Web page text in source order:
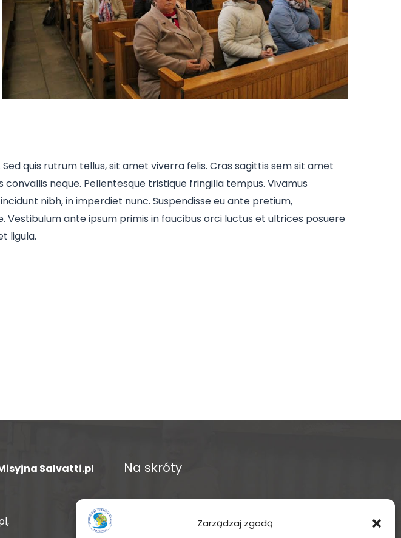
Zarządzaj zgodą
quis rutrum tellus, sit amet viverra felis. Cras sagittis sem sit amet
neque. Pellentesque tristique fringilla tempus. Vivamus
nibh, in imperdiet nunc. Suspendisse eu ante pretium,
ante ipsum primis in faucibus orci luctus et ultrices posuere
ligula.
Salvatti.pl
,
Na skróty
O fundacji